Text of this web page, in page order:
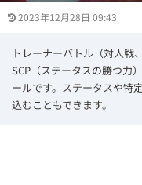
2023年12月28日 09:43
トレーナーバトル（対人戦
SCP（ステータスの勝つ力
ールです。ステータスや特
込むこともできます。